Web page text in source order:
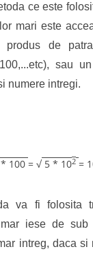
ce este
mari este
de
sau
numere intregi.
100 = √ 5 * 102 =
va fi folosita
iese de sub
intreg, daca si